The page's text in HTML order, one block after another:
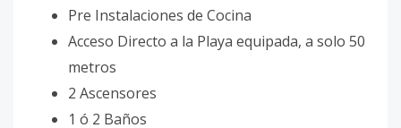
Pre Instalaciones de Cocina
Acceso Directo a la Playa equipada, a solo 50
metros
2 Ascensores
1 ó 2 Baños